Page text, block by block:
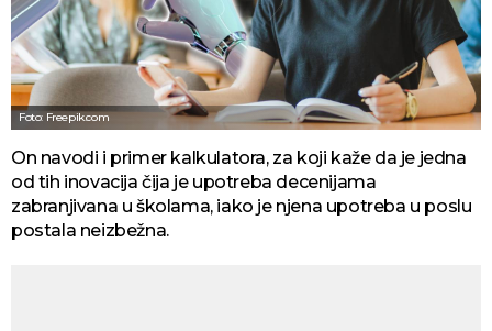
Foto: Freepik.com
On navodi i primer kalkulatora, za koji kaže da je jedna
od tih inovacija čija je upotreba decenijama
zabranjivana u školama, iako je njena upotreba u poslu
postala neizbežna.